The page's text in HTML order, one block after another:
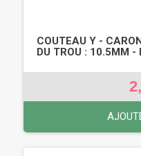
COUTEAU Y -
DU TROU : 10.5MM -